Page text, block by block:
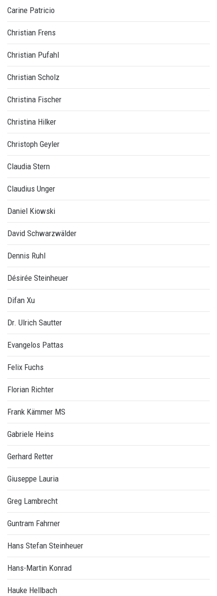
Carine Patricio
Christian Frens
Christian Pufahl
Christian Scholz
Christina Fischer
Christina Hilker
Christoph Geyler
Claudia Stern
Claudius Unger
Daniel Kiowski
David Schwarzwälder
Dennis Ruhl
Désirée Steinheuer
Difan Xu
Dr. Ulrich Sautter
Evangelos Pattas
Felix Fuchs
Florian Richter
Frank Kämmer MS
Gabriele Heins
Gerhard Retter
Giuseppe Lauria
Greg Lambrecht
Guntram Fahrner
Hans Stefan Steinheuer
Hans-Martin Konrad
Hauke Hellbach